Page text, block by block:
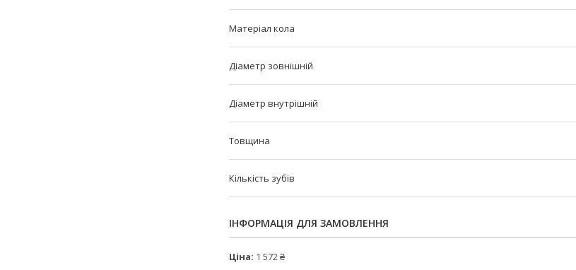
Матеріал кола
Діаметр зовнішній
Діаметр внутрішній
Товщина
Кількість зубів
ІНФОРМАЦІЯ ДЛЯ ЗАМОВЛЕННЯ
Ціна: 1 572 ₴